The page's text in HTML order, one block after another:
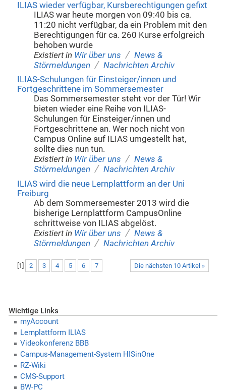
ILIAS wieder verfügbar, Kursberechtigungen gefixt
ILIAS war heute morgen von 09:40 bis ca.
11:20 nicht verfügbar, da ein Problem mit den
Berechtigungen für ca. 260 Kurse erfolgreich
behoben wurde
Existiert in Wir über uns / News &
Störmeldungen / Nachrichten Archiv
ILIAS-Schulungen für Einsteiger/innen und
Fortgeschrittene im Sommersemester
Das Sommersemester steht vor der Tür! Wir
bieten wieder eine Reihe von ILIAS-
Schulungen für Einsteiger/innen und
Fortgeschrittene an. Wer noch nicht von
Campus Online auf ILIAS umgestellt hat,
sollte dies nun tun.
Existiert in Wir über uns / News &
Störmeldungen / Nachrichten Archiv
ILIAS wird die neue Lernplattform an der Uni
Freiburg
Ab dem Sommersemester 2013 wird die
bisherige Lernplattform CampusOnline
schrittweise von ILIAS abgelöst.
Existiert in Wir über uns / News &
Störmeldungen / Nachrichten Archiv
Die nächsten 10 Artikel »
1 2 3 4 5 6 7
Wichtige Links
myAccount
Lernplattform ILIAS
Videokonferenz BBB
Campus-Management-System HISinOne
RZ-Wiki
CMS-Support
BW-PC